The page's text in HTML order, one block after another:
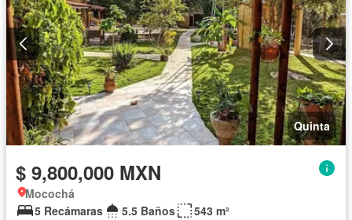
Quinta
$ 9,800,000 MXN
Mocochá
5 Recámaras
5.5 Baños
543 m²